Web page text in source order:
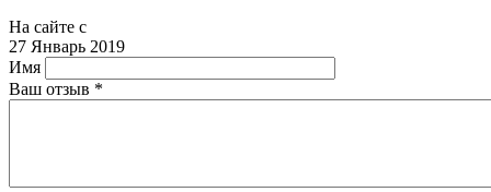
На сайте с
27 Январь 2019
Имя
Ваш отзыв *